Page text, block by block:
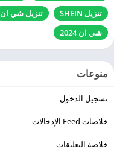
تنزيل SHEIN
تنزيل شي ان
شي ان 2024
منوعات
تسجيل الدخول
خلاصات Feed الإدخالات
خلاصة التعليقات